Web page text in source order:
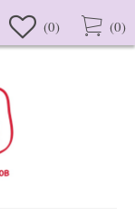
(0) (0)